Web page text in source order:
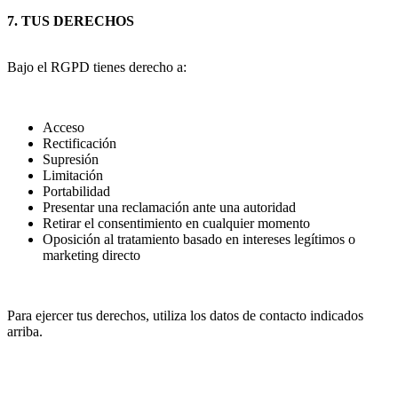
7. TUS DERECHOS
Bajo el RGPD tienes derecho a:
Acceso
Rectificación
Supresión
Limitación
Portabilidad
Presentar una reclamación ante una autoridad
Retirar el consentimiento en cualquier momento
Oposición al tratamiento basado en intereses legítimos o
marketing directo
Para ejercer tus derechos, utiliza los datos de contacto indicados
arriba.